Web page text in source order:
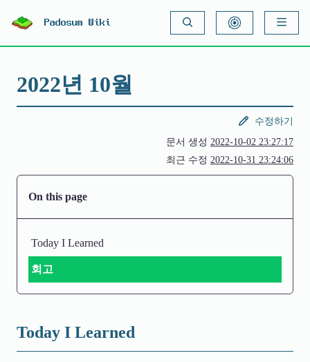
t
Padosum Wiki
2022년 10월
수정하기
문서 생성 2022-10-02 23:27:17
최근 수정 2022-10-31 23:24:06
On this page
Today I Learned
회고
Today I Learned